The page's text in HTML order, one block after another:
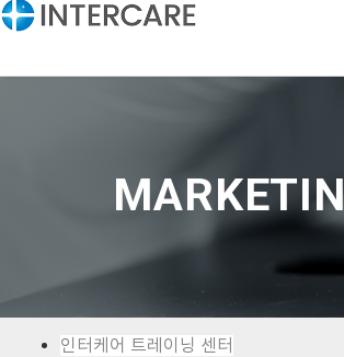
인터케어 트레이닝 센터